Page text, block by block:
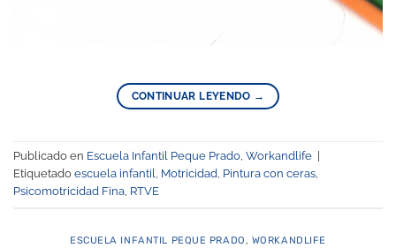
CONTINUAR LEYENDO →
Publicado en Escuela Infantil Peque Prado, Workandlife
Etiquetado escuela infantil, Motricidad, Pintura con ceras,
Psicomotricidad Fina, RTVE
ESCUELA INFANTIL PEQUE PRADO, WORKANDLIFE